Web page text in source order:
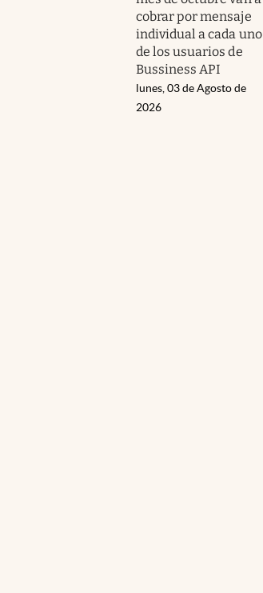
cobrar por mensaje
individual a cada uno
de los usuarios de
Bussiness API
lunes, 03 de Agosto de
2026